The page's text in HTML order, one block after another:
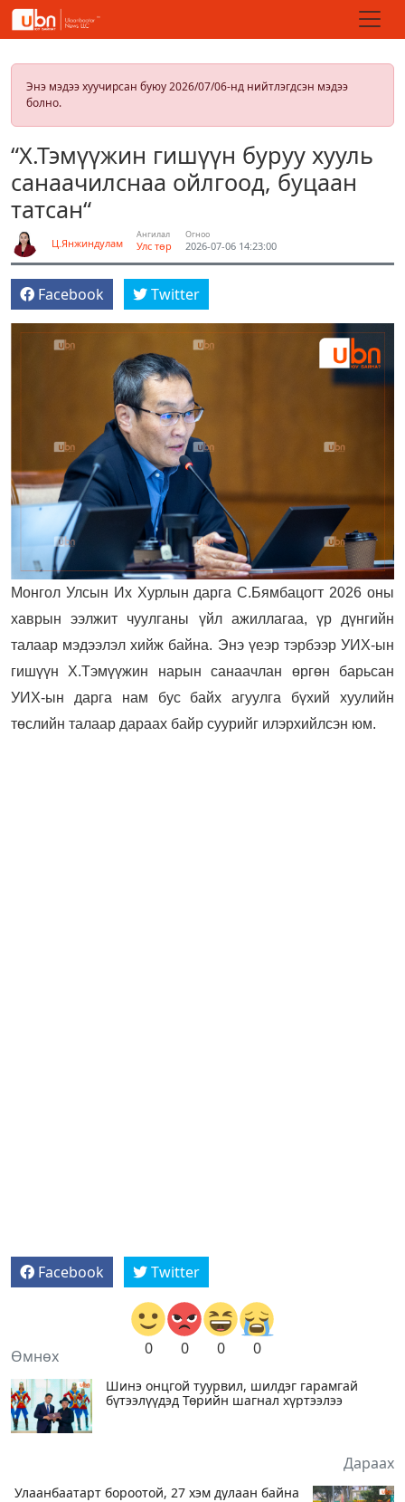
Энэ мэдээ хуучирсан буюу 2026/07/06-нд нийтлэгдсэн мэдээ
болно.
“Х.Тэмүүжин гишүүн буруу хууль
санаачилснаа ойлгоод, буцаан
татсан“
Ц.Янжиндулам
Ангилал
Улс төр
Огноо
2026-07-06 14:23:00
Facebook Twitter
Монгол Улсын Их Хурлын дарга С.Бямбацогт 2026 оны
хаврын ээлжит чуулганы үйл ажиллагаа, үр дүнгийн
талаар мэдээлэл хийж байна. Энэ үеэр тэрбээр УИХ-ын
гишүүн Х.Тэмүүжин нарын санаачлан өргөн барьсан
УИХ-ын дарга нам бус байх агуулга бүхий хуулийн
төслийн талаар дараах байр суурийг илэрхийлсэн юм.
Facebook Twitter
0 0 0 0
Өмнөх
Шинэ онцгой туурвил, шилдэг гарамгай
бүтээлүүдэд Төрийн шагнал хүртээлээ
Дараах
Улаанбаатарт бороотой, 27 хэм дулаан байна